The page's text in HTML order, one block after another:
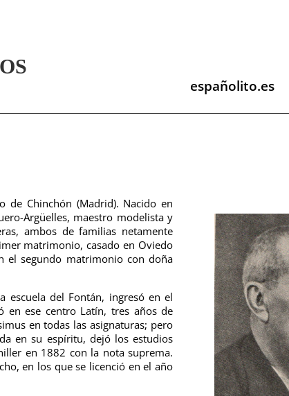
españolito.es
de Chinchón (Madrid). Nacido en
Argüelles, maestro modelista y
ambos de familias netamente
matrimonio, casado en Oviedo
el segundo matrimonio con doña
escuela del Fontán, ingresó en el
en ese centro Latín, tres años de
en todas las asignaturas; pero
en su espíritu, dejó los estudios
en 1882 con la nota suprema.
en los que se licenció en el año